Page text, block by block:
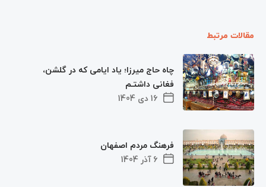
مقالات مرتبط
16 دی 1404
چاه حاج میرزا؛ یاد ایامی که در گلشن،
فغانی داشتـم
6 آذر 1404
فرهنگ مردم اصفهان